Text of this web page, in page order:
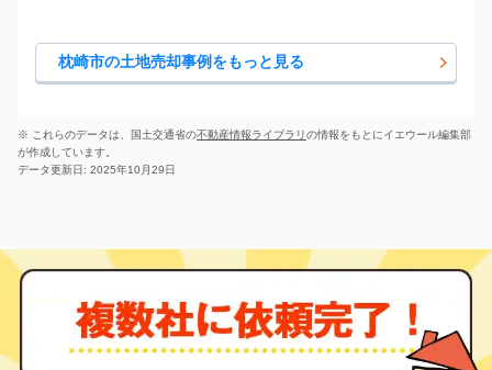
枕崎市の土地売却事例をもっと見る
※ これらのデータは、国土交通省の不動産情報ライブラリの情報をもとにイエウール編集部
が作成しています。
データ更新日: 2025年10月29日